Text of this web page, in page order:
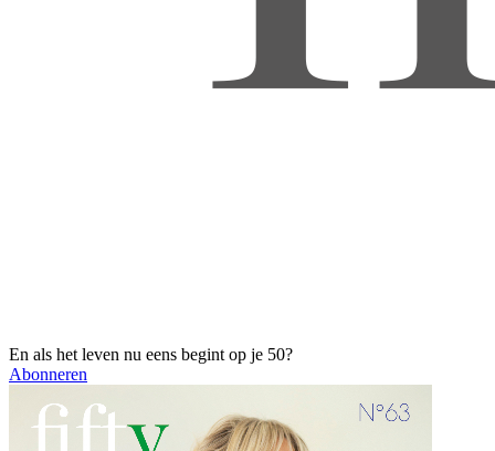
En als het leven nu eens begint op je 50?
Abonneren